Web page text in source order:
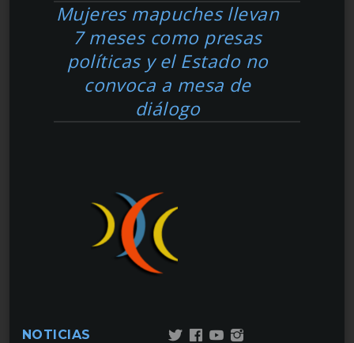
Mujeres mapuches llevan
7 meses como presas
políticas y el Estado no
convoca a mesa de
diálogo
NOTICIAS